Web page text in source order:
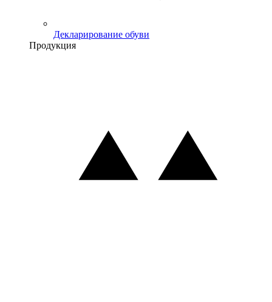
Декларирование обуви
Продукция